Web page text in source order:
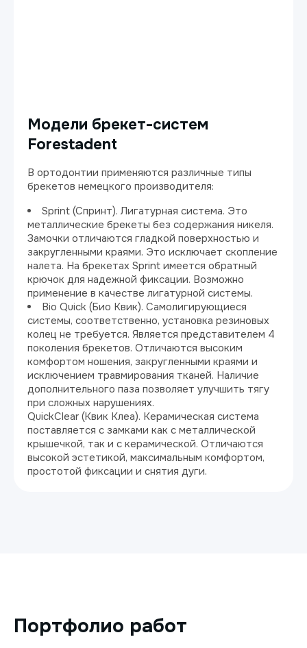
Модели брекет-систем
Forestadent
В ортодонтии применяются различные типы
брекетов немецкого производителя:
Sprint (Спринт). Лигатурная система. Это
металлические брекеты без содержания никеля.
Замочки отличаются гладкой поверхностью и
закругленными краями. Это исключает скопление
налета. На брекетах Sprint имеется обратный
крючок для надежной фиксации. Возможно
применение в качестве лигатурной системы.
Bio Quick (Био Квик). Самолигирующиеся
системы, соответственно, установка резиновых
колец не требуется. Является представителем 4
поколения брекетов. Отличаются высоким
комфортом ношения, закругленными краями и
исключением травмирования тканей. Наличие
дополнительного паза позволяет улучшить тягу
при сложных нарушениях.
QuickClear (Квик Клеа). Керамическая система
поставляется с замками как с металлической
крышечкой, так и с керамической. Отличаются
высокой эстетикой, максимальным комфортом,
простотой фиксации и снятия дуги.
Портфолио работ